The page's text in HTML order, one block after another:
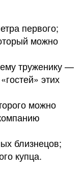
первого;
можно
труженику —
этих
можно
близнецов;
купца.